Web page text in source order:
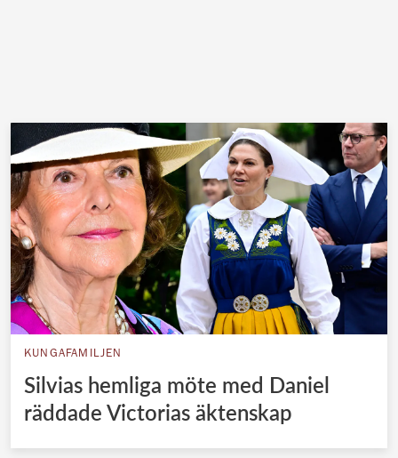
KUNGAFAMILJEN
Silvias hemliga möte med Daniel
räddade Victorias äktenskap